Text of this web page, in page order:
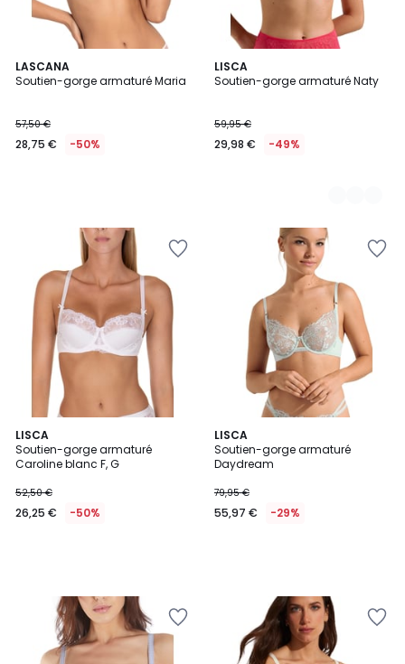
LASCANA
Soutien-gorge armaturé Maria
57,50 €
28,75 € -50%
LISCA
Soutien-gorge armaturé Naty
59,95 €
29,98 € -49%
2
Couleurs
LISCA
Soutien-gorge armaturé
Caroline blanc F, G
52,50 €
26,25 € -50%
LISCA
Soutien-gorge armaturé
Daydream
79,95 €
55,97 € -29%